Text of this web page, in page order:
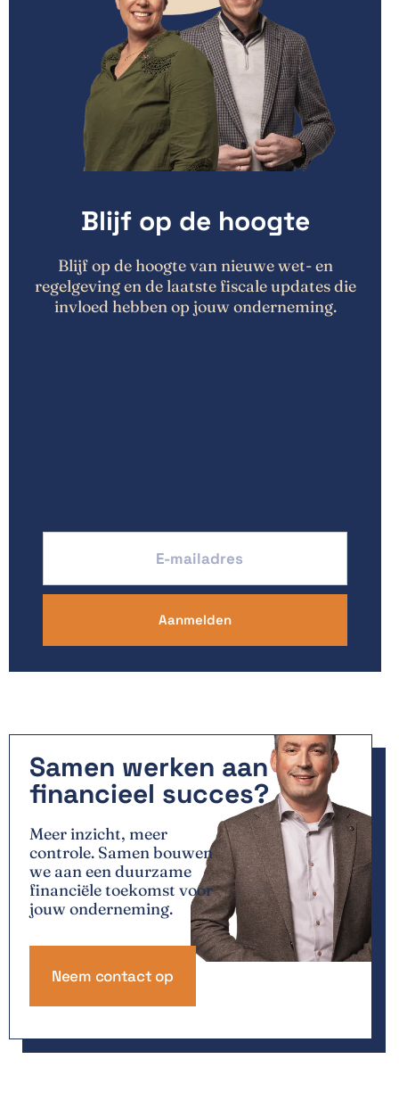
Blijf op de hoogte
Blijf op de hoogte van nieuwe wet- en
regelgeving en de laatste fiscale updates die
invloed hebben op jouw onderneming.
Samen werken aan
financieel succes?
Meer inzicht, meer
controle. Samen bouwen
we aan een duurzame
financiële toekomst voor
jouw onderneming.
Neem contact op